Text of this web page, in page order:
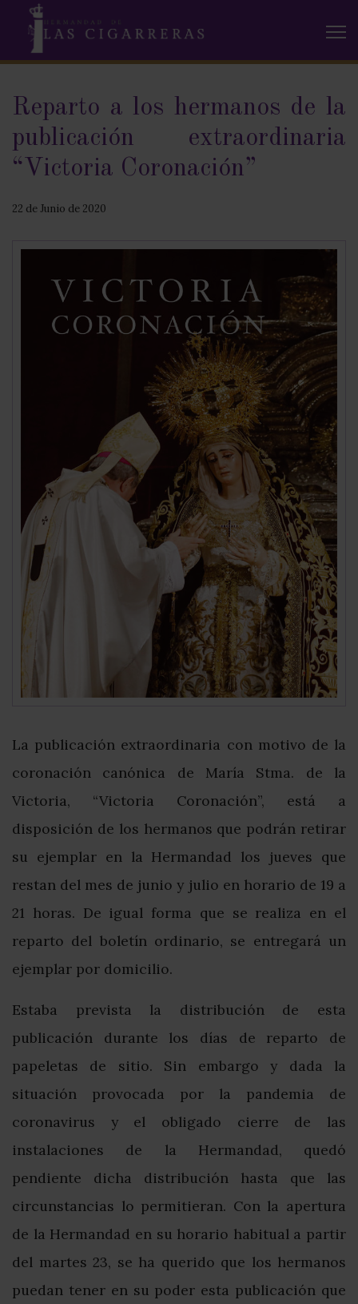
Reparto a los hermanos de la
publicación extraordinaria
“Victoria Coronación”
22 de Junio de 2020
La publicación extraordinaria con motivo de la
coronación canónica de María Stma. de la
Victoria, “Victoria Coronación”, está a
disposición de los hermanos que podrán retirar
su ejemplar en la Hermandad los jueves que
restan del mes de junio y julio en horario de 19 a
21 horas. De igual forma que se realiza en el
reparto del boletín ordinario, se entregará un
ejemplar por domicilio.
Estaba prevista la distribución de esta
publicación durante los días de reparto de
papeletas de sitio. Sin embargo y dada la
situación provocada por la pandemia de
coronavirus y el obligado cierre de las
instalaciones de la Hermandad, quedó
pendiente dicha distribución hasta que las
circunstancias lo permitieran. Con la apertura
de la Hermandad en su horario habitual a partir
del martes 23, se ha querido que los hermanos
puedan tener en su poder esta publicación que